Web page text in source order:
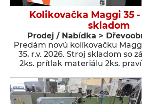
Kolikovačka Maggi 35
skladom
Prodej / Nabídka >
Predám novú kolíkovačku
35, r.v. 2026. Stroj skladom so
2ks. prítlak materiálu 2ks.